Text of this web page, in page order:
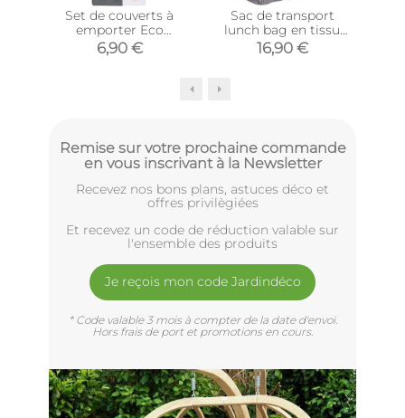
Set de couverts à
emporter Eco
concept (Gris)
6,90 €
Sac de transport
lunch bag en tissu
(Modèle 1)
16,90 €
Remise sur votre prochaine commande
en vous inscrivant à la Newsletter
Recevez nos bons plans, astuces déco et
offres privilègiées
Et recevez un code de réduction valable sur
l'ensemble des produits
Je reçois mon code Jardindéco
* Code valable 3 mois à compter de la date d'envoi.
Hors frais de port et promotions en cours.